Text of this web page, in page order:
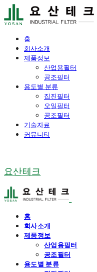
홈
회사소개
제품정보
산업용필터
공조필터
용도별 분류
집진필터
오일필터
공조필터
기술자료
커뮤니티
요산테크
홈
회사소개
제품정보
산업용필터
공조필터
용도별 분류